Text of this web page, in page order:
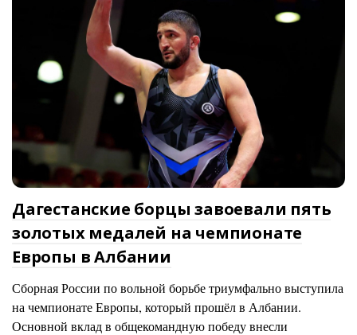
Дагестанские борцы завоевали пять
золотых медалей на чемпионате
Европы в Албании
Сборная России по вольной борьбе триумфально выступила
на чемпионате Европы, который прошёл в Албании.
Основной вклад в общекомандную победу внесли